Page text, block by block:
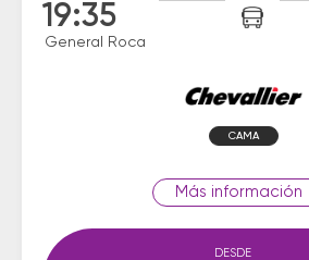
19:35
General Roca
CAMA
información
DESDE